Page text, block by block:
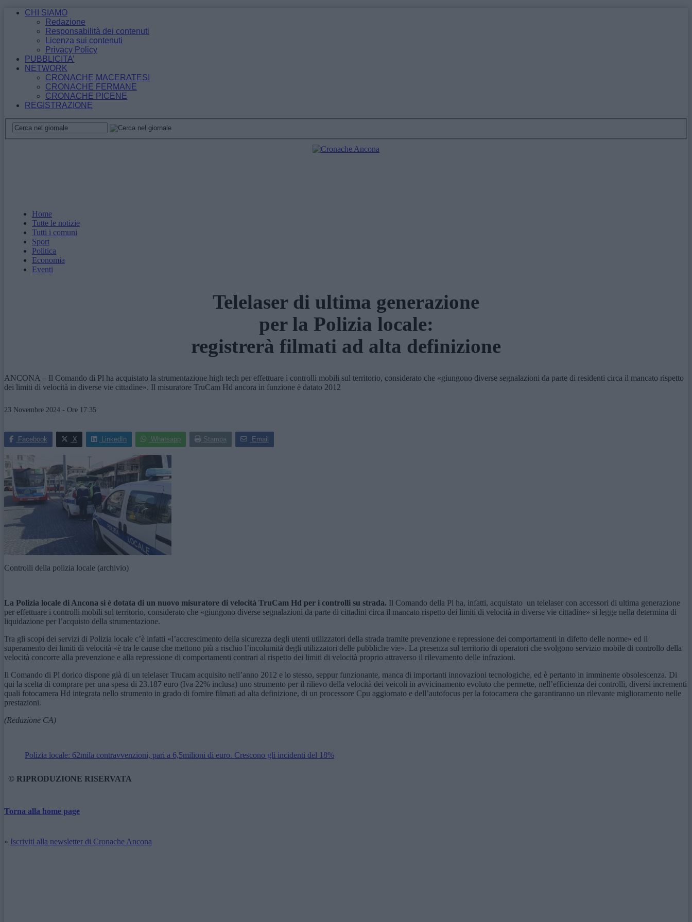
CHI SIAMO
Redazione
Responsabilità dei contenuti
Licenza sui contenuti
Privacy Policy
PUBBLICITA’
NETWORK
CRONACHE MACERATESI
CRONACHE FERMANE
CRONACHE PICENE
REGISTRAZIONE
Home
Tutte le notizie
Tutti i comuni
Sport
Politica
Economia
Eventi
Telelaser di ultima generazione
per la Polizia locale:
registrerà filmati ad alta definizione
ANCONA – Il Comando di Pl ha acquistato la strumentazione high tech per effettuare i controlli mobili sul territorio, considerato che «giungono diverse segnalazioni da parte di residenti circa il mancato rispetto
dei limiti di velocità in diverse vie cittadine». Il misuratore TruCam Hd ancora in funzione è datato 2012
23 Novembre 2024 - Ore 17:35
Facebook X LinkedIn Whatsapp Stampa Email
Controlli della polizia locale (archivio)
La Polizia locale di Ancona si è dotata di un nuovo misuratore di velocità TruCam Hd per i controlli su strada. Il Comando della Pl ha, infatti, acquistato un telelaser con accessori di ultima generazione
per effettuare i controlli mobili sul territorio, considerato che «giungono diverse segnalazioni da parte di cittadini circa il mancato rispetto dei limiti di velocità in diverse vie cittadine» si legge nella determina di
liquidazione per l’acquisto della strumentazione.
Tra gli scopi dei servizi di Polizia locale c’è infatti «l’accrescimento della sicurezza degli utenti utilizzatori della strada tramite prevenzione e repressione dei comportamenti in difetto delle norme» ed il
superamento dei limiti di velocità «è tra le cause che mettono più a rischio l’incolumità degli utilizzatori delle pubbliche vie». La presenza sul territorio di operatori che svolgono servizio mobile di controllo della
velocità concorre alla prevenzione e alla repressione di comportamenti contrari al rispetto dei limiti di velocità proprio attraverso il rilevamento delle infrazioni.
Il Comando di Pl dorico dispone già di un telelaser Trucam acquisito nell’anno 2012 e lo stesso, seppur funzionante, manca di importanti innovazioni tecnologiche, ed è pertanto in imminente obsolescenza. Di
qui la scelta di comprare per una spesa di 23.187 euro (Iva 22% inclusa) uno strumento per il rilievo della velocità dei veicoli in avvicinamento evoluto che permette, nell’efficienza dei controlli, diversi incrementi
quali fotocamera Hd integrata nello strumento in grado di fornire filmati ad alta definizione, di un processore Cpu aggiornato e dell’autofocus per la fotocamera che garantiranno un rilevante miglioramento nelle
prestazioni.
(Redazione CA)
Polizia locale: 62mila contravvenzioni, pari a 6,5milioni di euro. Crescono gli incidenti del 18%
© RIPRODUZIONE RISERVATA
Torna alla home page
» Iscriviti alla newsletter di Cronache Ancona